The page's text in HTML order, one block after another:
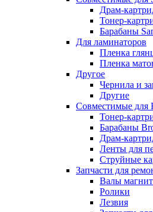
Драм-
Тонер-
Барабаны
Для ламинаторов
Пленка
Пленка
Другое
Чернила и
Другие
Совместимые для
Тонер-
Барабаны
Драм-
Ленты для
Струйные
Запчасти для
Валы
Ролики
Лезвия